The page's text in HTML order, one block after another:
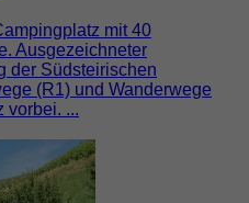
mit 40
Ausgezeichneter
der Südsteirischen
(R1) und Wanderwege
vorbei. ...